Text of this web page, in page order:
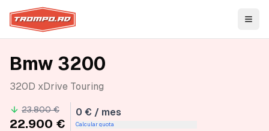
Bmw 3200
320D xDrive Touring
23.800 €
22.900 €
0 € / mes
Calcular quota